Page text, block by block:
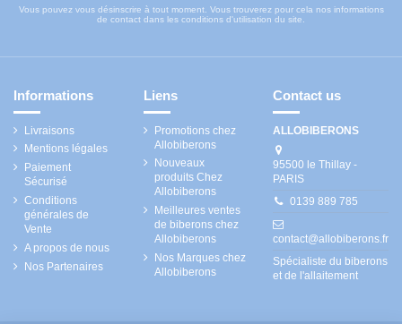
Vous pouvez vous désinscrire à tout moment. Vous trouverez pour cela nos informations
de contact dans les conditions d'utilisation du site.
Informations
Livraisons
Mentions légales
Paiement
Sécurisé
Conditions
générales de
Vente
A propos de nous
Nos Partenaires
Liens
Promotions chez
Allobiberons
Nouveaux
produits Chez
Allobiberons
Meilleures ventes
de biberons chez
Allobiberons
Nos Marques chez
Allobiberons
Contact us
ALLOBIBERONS
95500 le Thillay -
PARIS
0139 889 785
contact@allobiberons.fr
Spécialiste du biberons
et de l'allaitement